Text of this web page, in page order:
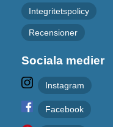
Integritetspolicy
Recensioner
Sociala medier
Instagram
Facebook